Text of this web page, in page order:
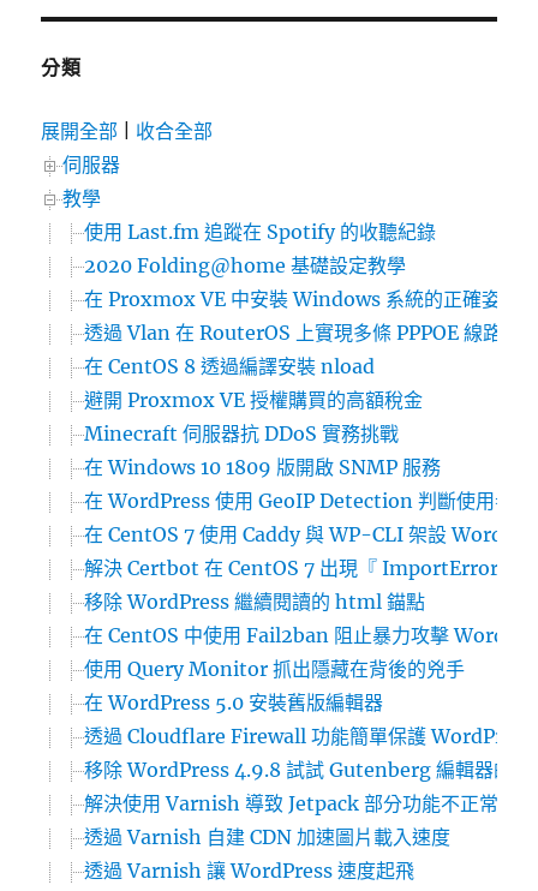
分類
展開全部
收合全部
伺服器
教學
使用 Last.fm 追蹤在 Spotify 的收聽紀錄
2020 Folding@home 基礎設定教學
在 Proxmox VE 中安裝 Windows 系統的正確姿勢
透過 Vlan 在 RouterOS 上實現多條 PPPOE 線路在
在 CentOS 8 透過編譯安裝 nload
避開 Proxmox VE 授權購買的高額稅金
Minecraft 伺服器抗 DDoS 實務挑戰
在 Windows 10 1809 版開啟 SNMP 服務
在 WordPress 使用 GeoIP Detection 判斷使用者國
在 CentOS 7 使用 Caddy 與 WP-CLI 架設
解決 Certbot 在 CentOS 7 出現『 ImportError:
移除 WordPress 繼續閱讀的 html 錨點
在 CentOS 中使用 Fail2ban 阻止暴力攻擊
使用 Query Monitor 抓出隱藏在背後的兇手
在 WordPress 5.0 安裝舊版編輯器
透過 Cloudflare Firewall 功能簡單保護 WordPress
移除 WordPress 4.9.8 試試 Gutenberg 編輯器的提
解決使用 Varnish 導致 Jetpack 部分功能不正常運作
透過 Varnish 自建 CDN 加速圖片載入速度
透過 Varnish 讓 WordPress 速度起飛